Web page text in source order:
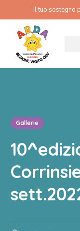
Il tuo sostegno
Gallerie